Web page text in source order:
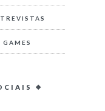
GAMES
❖